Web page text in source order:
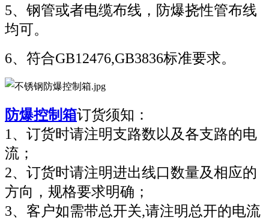
5、钢管或者电缆布线，防爆挠性管布线
均可。
6、符合GB12476,GB3836标准要求。
防爆控制箱订货须知：
1、订货时请注明支路数以及各支路的电
流；
2、订货时请注明进出线口数量及相应的
方向，规格要求明确；
3、客户如需带总开关,请注明总开的电流